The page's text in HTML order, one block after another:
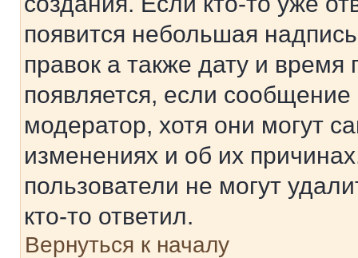
появится небольшая
правок а также дату и
появляется, если
модератор, хотя они могут
изменениях и об их
пользователи не могут
кто-то ответил.
Вернуться к началу